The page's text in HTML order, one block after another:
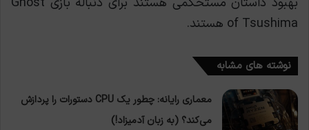
of Tsushima هستند.
نوشته های مشابه
معماری رایانه: چطور یک CPU دستورات را پردازش
می‌کند؟ (به زبان آدمیزاد!)